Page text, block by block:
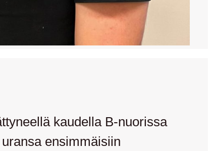
kaudella B-nuorissa
ensimmäisiin